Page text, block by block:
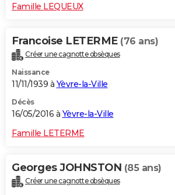
Famille LEQUEUX
Francoise LETERME (76 ans)
Créer une cagnotte obsèques
Naissance
11/11/1939 à Yèvre-la-Ville
Décès
16/05/2016 à Yèvre-la-Ville
Famille LETERME
Georges JOHNSTON (85 ans)
Créer une cagnotte obsèques